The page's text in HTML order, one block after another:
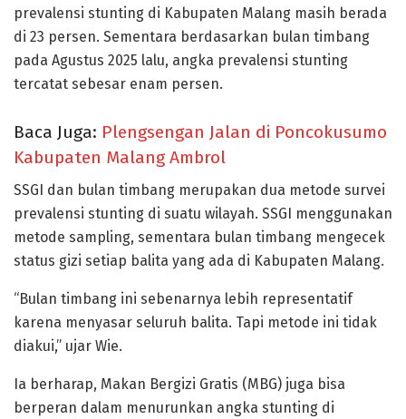
prevalensi stunting di Kabupaten Malang masih berada
di 23 persen. Sementara berdasarkan bulan timbang
pada Agustus 2025 lalu, angka prevalensi stunting
tercatat sebesar enam persen.
Baca Juga: Plengsengan Jalan di Poncokusumo
Kabupaten Malang Ambrol
SSGI dan bulan timbang merupakan dua metode survei
prevalensi stunting di suatu wilayah. SSGI menggunakan
metode sampling, sementara bulan timbang mengecek
status gizi setiap balita yang ada di Kabupaten Malang.
“Bulan timbang ini sebenarnya lebih representatif
karena menyasar seluruh balita. Tapi metode ini tidak
diakui,” ujar Wie.
Ia berharap, Makan Bergizi Gratis (MBG) juga bisa
berperan dalam menurunkan angka stunting di